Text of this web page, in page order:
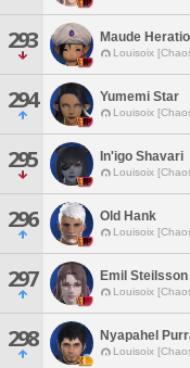
293 Maude
Louisoix
294 Yumemi Star
Louisoix
295 In'igo Shavari
Louisoix
296 Old Hank
Louisoix
297 Emil Steilsson
Louisoix
298 Nyapahel
Louisoix